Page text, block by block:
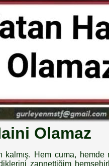
Olamaz
Hem cuma, hemde
zannettiğim